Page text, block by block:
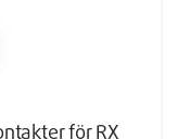
för RX